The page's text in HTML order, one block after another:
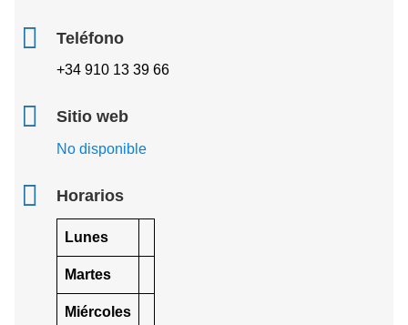
Teléfono
+34 910 13 39 66
Sitio web
No disponible
Horarios
Lunes
Martes
Miércoles